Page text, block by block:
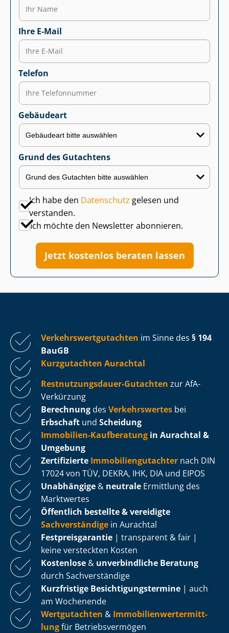
Ihre E-Mail
Telefon
Gebäudeart
Grund des Gutachtens
Ich habe den Datenschutz gelesen und
verstanden.
Ich möchte den Newsletter abonnieren.
Jetzt kostenlos beraten lassen
Ver­kehrs­wert­gut­ach­ten im Sinne des § 194
BauGB
Kurzgutachten Aurachtal
Rest­nut­zungs­dau­er-Gutachten zur AfA-
Verkürzung
Berechnung des Verkehrswertes bei
Erbschaft und Scheidung
Immobilien-Kaufberatung in Aurachtal &
Umgebung
Zertifizierte Im­mo­bi­li­en­gut­ach­ter nach DIN
17024 von TÜV, DEKRA, IHK, DIA und EIPOS
Unabhängige & neutrale Ermittlung des
Marktwertes
Öffentlich bestellte & vereidigte
Sachverständige in Aurachtal
Fest­preis­ga­ran­tie | transparent & fair |
keine versteckten Kosten
Kostenlose & unverbindliche Beratung
durch Sachverständige
Kurzfristige Be­sich­ti­gungs­ter­mi­ne | auch
am Wochenende
Wertgutachten & Im­mo­bi­li­en­wert­ermitt­
lungfür Be­triebs­ver­mö­gen